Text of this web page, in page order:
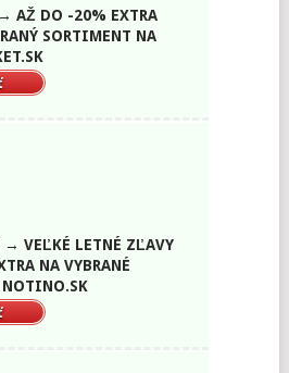
AŽ DO -20% EXTRA
SORTIMENT NA
→ VEĽKÉ LETNÉ ZĽAVY
NA VYBRANÉ
NOTINO.SK